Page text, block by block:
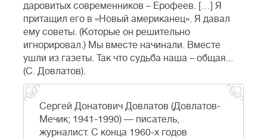
даровитых современников – Ерофеев. […] Я
притащил его в «Новый американец». Я давал
ему советы. (Которые он решительно
игнорировал.) Мы вместе начинали. Вместе
ушли из газеты. Так что судьба наша – общая...
(С. Довлатов).
Сергей Донатович Довлатов (Довлатов-
Мечик; 1941-1990) — писатель,
журналист. С конца 1960-х годов